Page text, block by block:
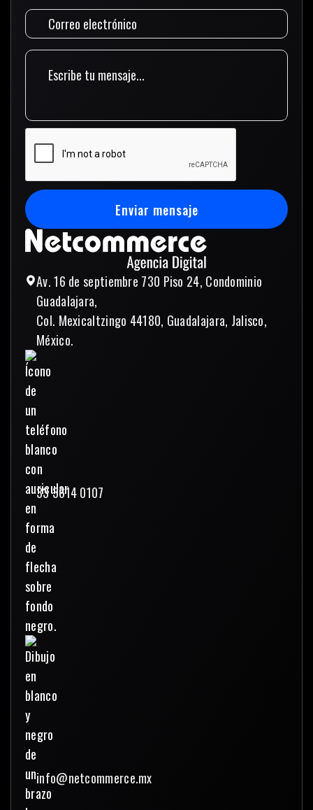
Av. 16 de septiembre 730 Piso 24, Condominio
Guadalajara,
Col. Mexicaltzingo 44180, Guadalajara, Jalisco,
México.
33 3614 0107
info@netcommerce.mx
Enviar mensaje
Enviar mensaje